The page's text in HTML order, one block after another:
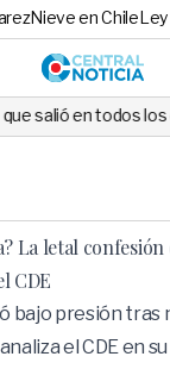
Nieve en ChileLey
los diarios de 1994
La letal
CDE
bajo presión tras
el CDE en